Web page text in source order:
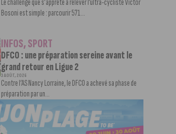
Bosoni est simple : parcourir 571...
INFOS,SPORT
DFCO : une préparation sereine avant le
grand retour en Ligue 2
3 AOÛT, 2026
Contre l’AS Nancy Lorraine, le DFCO a achevé sa phase de
préparation par un...